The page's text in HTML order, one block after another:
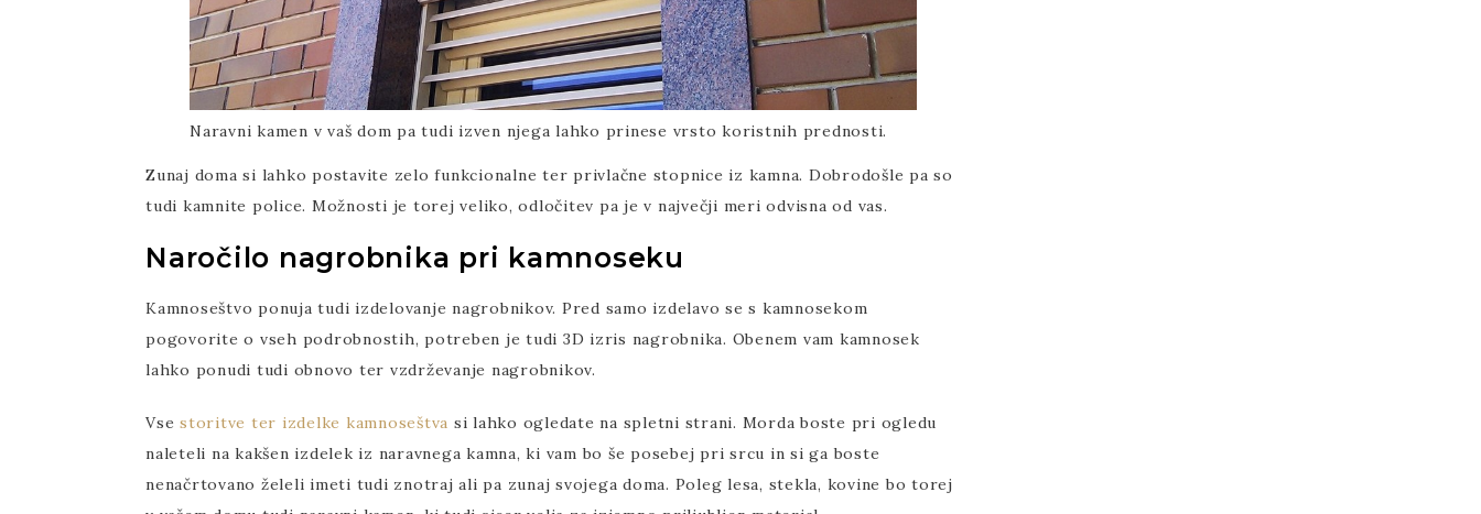
Naravni kamen v vaš dom pa tudi izven njega lahko prinese vrsto koristnih prednosti.
Zunaj doma si lahko postavite zelo funkcionalne ter privlačne stopnice iz kamna. Dobrodošle pa so
tudi kamnite police. Možnosti je torej veliko, odločitev pa je v največji meri odvisna od vas.
Naročilo nagrobnika pri kamnoseku
Kamnoseštvo ponuja tudi izdelovanje nagrobnikov. Pred samo izdelavo se s kamnosekom
pogovorite o vseh podrobnostih, potreben je tudi 3D izris nagrobnika. Obenem vam kamnosek
lahko ponudi tudi obnovo ter vzdrževanje nagrobnikov.
Vse storitve ter izdelke kamnoseštva si lahko ogledate na spletni strani. Morda boste pri ogledu
naleteli na kakšen izdelek iz naravnega kamna, ki vam bo še posebej pri srcu in si ga boste
nenačrtovano želeli imeti tudi znotraj ali pa zunaj svojega doma. Poleg lesa, stekla, kovine bo torej